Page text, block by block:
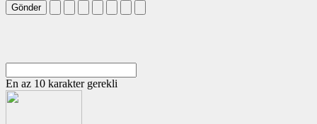
Gönder
En az 10 karakter gerekli